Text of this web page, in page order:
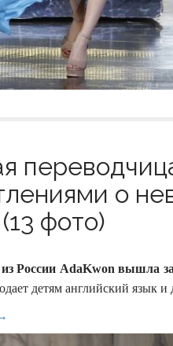
о
фото)
России AdaKwon вышла
детям английский язык